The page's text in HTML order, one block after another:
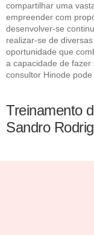
compartilhar uma
empreender com
desenvolver-se
realizar-se de
oportunidade que
a capacidade de
consultor Hinode
Treinamento
Sandro